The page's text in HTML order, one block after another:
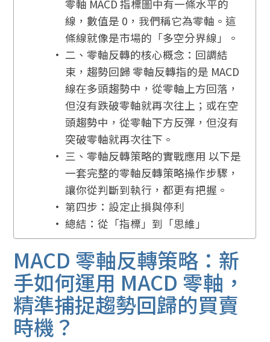
零軸 MACD 指標圖中有一條水平的
線，數值是 0，我們稱它為零軸。這
條線就像是市場的「多空分界線」。
二、零軸反轉的核心概念：回調結
束，趨勢回歸 零軸反轉指的是 MACD
線在多頭趨勢中，從零軸上方回落，
但沒有跌破零軸就再次往上；或在空
頭趨勢中，從零軸下方反彈，但沒有
突破零軸就再次往下。
三、零軸反轉策略的實戰應用 以下是
一套完整的零軸反轉策略操作步驟，
讓你從判斷到執行，都更有把握。
第四步：設定止損與停利
總結：從「指標」到「思維」
MACD 零軸反轉策略：新
手如何運用 MACD 零軸，
精準捕捉趨勢回歸的買賣
時機？